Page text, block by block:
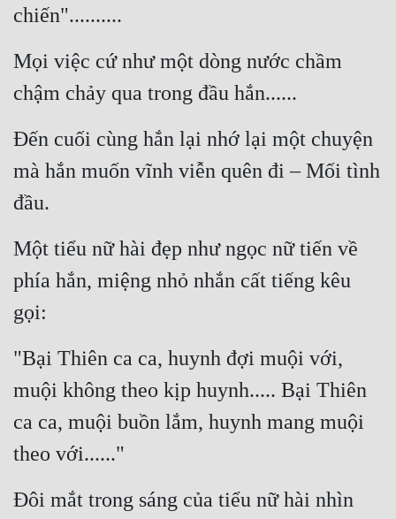
Đẹp Hiệp
Điềm Đạm
chiến"..........
Mọi việc cứ như một dòng nước chầm
chậm chảy qua trong đầu hắn......
Đến cuối cùng hắn lại nhớ lại một chuyện
mà hắn muốn vĩnh viễn quên đi – Mối tình
đầu.
Một tiểu nữ hài đẹp như ngọc nữ tiến về
phía hắn, miệng nhỏ nhắn cất tiếng kêu
gọi:
"Bại Thiên ca ca, huynh đợi muội với,
muội không theo kịp huynh..... Bại Thiên
ca ca, muội buồn lắm, huynh mang muội
theo với......"
Đôi mắt trong sáng của tiểu nữ hài nhìn